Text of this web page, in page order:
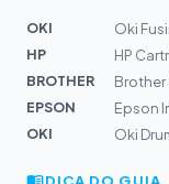
OKI
Oki
HP
HP
BROTHER
Brother
EPSON
Epson
OKI
Oki
DICA DO GUIA